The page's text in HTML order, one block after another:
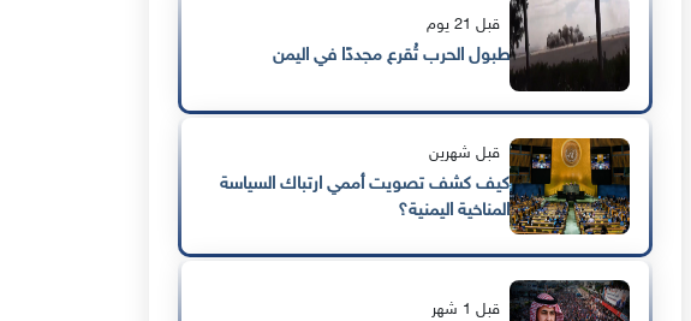
قبل 21 يوم
طبول الحرب تُقرع مجددًا في اليمن
قبل شهرين
كيف كشف تصويت أممي ارتباك السياسة
المناخية اليمنية؟
قبل 1 شهر